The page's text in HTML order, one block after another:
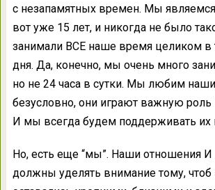
с незапамятных времен. Мы
вот уже 15 лет, и никогда не было
занимали ВСЕ наше время целиком в
дня. Да, конечно, мы очень много
но не 24 часа в сутки. Мы любим
безусловно, они играют важную
И мы всегда будем поддерживать их
Но, есть еще “мы”. Наши отношения
должны уделять внимание тому, чтоб